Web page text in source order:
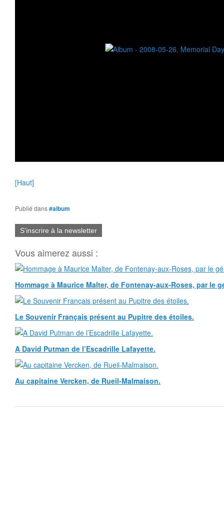
[Haut]
Publié dans#album
S'inscrire à la newsletter
Vous aimerez aussi :
Hommage à Maurice Malter, de Fontenay-aux-Roses, par le
Le Souvenir Français présent au Pupitre des étoiles.
A David Putman de l’Escadrille Lafayette.
Au capitaine Vercken, de Rueil-Malmaison.